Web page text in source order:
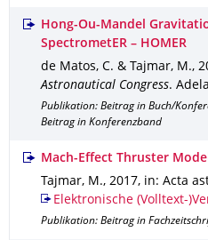
Hong-Ou-Mandel
SpectrometER – HOMER
de Matos, C. & Tajmar, M.,
Astronautical Congress.
Publikation: Beitrag in Buch/
Beitrag in Konferenzband
Mach-Effect Thruster Model
Tajmar, M., 2017, in: Acta
Elektronische (Volltext-
Publikation: Beitrag in